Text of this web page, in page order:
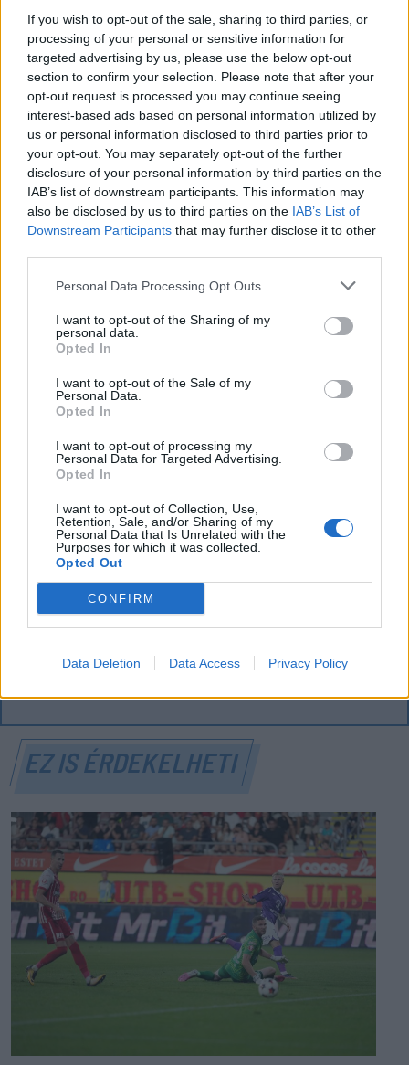
If you wish to opt-out of the sale, sharing to third parties, or
processing of your personal or sensitive information for
targeted advertising by us, please use the below opt-out
section to confirm your selection. Please note that after your
opt-out request is processed you may continue seeing
interest-based ads based on personal information utilized by
us or personal information disclosed to third parties prior to
your opt-out. You may separately opt-out of the further
disclosure of your personal information by third parties on the
IAB’s list of downstream participants. This information may
also be disclosed by us to third parties on the IAB’s List of
Downstream Participants that may further disclose it to other
Personal Data Processing Opt Outs
I want to opt-out of the Sharing of my
personal data.
Opted In
I want to opt-out of the Sale of my
Personal Data.
Opted In
I want to opt-out of processing my
Personal Data for Targeted Advertising.
Opted In
I want to opt-out of Collection, Use,
Retention, Sale, and/or Sharing of my
Personal Data that Is Unrelated with the
Purposes for which it was collected.
Opted Out
CONFIRM
Data Deletion Data Access Privacy Policy
Majka életveszélyes fenyegetés miatt
lemondta erdélyi koncertjét
Majka életveszélyes fenyegetést kapott, és emiatt
lemondta a sepsiszentgyörgyi SIC Fesztre tervezett
koncertjét. Majka ezt szerdán a Facebook-oldalán
jelentette be.
FŐTÉR
Már csak 4-5 napig működhet a jelenlegi
körülmények között a cernavodai
atomerőmű
Százszázalékos kamatra adott kölcsönt a
letartóztatott uzsorás. Akár 40 fok is várható
EZ IS ÉRDEKELHETI